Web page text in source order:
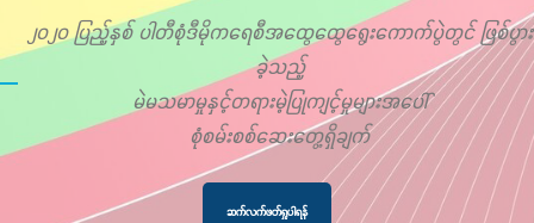
၂၀၂၀ ပြည့်နှစ် ပါတီစုံဒီမိုကရေစီအထွေထွေရွေးကောက်ပွဲတွင် ဖြစ်ပွား
ခဲ့သည့်
မဲမသမာမှုနှင့်တရားမဲ့ပြုကျင့်မှုများအပေါ်
စုံစမ်းစစ်ဆေးတွေ့ရှိချက်
ဆက်လက်ဖတ်ရှုပါရန်